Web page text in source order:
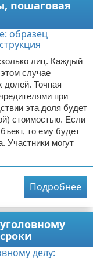
пошаговая
лиц. Каждый
случае
долей. Точная
при
эта доля будет
стоимостью. Если
то ему будет
Участники могут
Подробнее